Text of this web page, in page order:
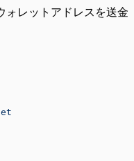
ォレットアドレスを送金